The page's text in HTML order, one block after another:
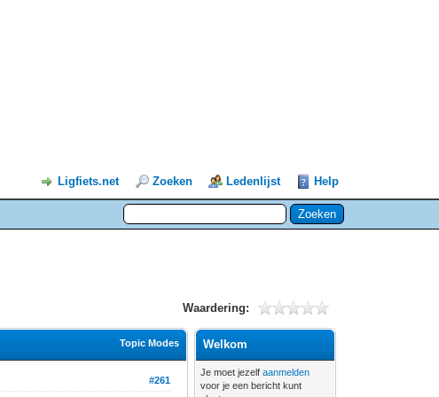
Ligfiets.net Zoeken Ledenlijst Help
Waardering:
Topic Modes
#261
Welkom
Je moet jezelfaanmelden
voor je een bericht kunt